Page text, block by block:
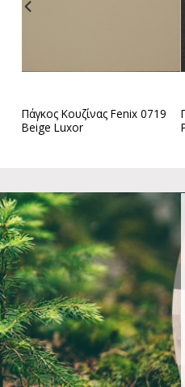
Πάγκος Κουζίνας Fenix 0719
Beige Luxor